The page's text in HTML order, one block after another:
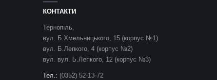
КОНТАКТИ
Тернопіль,
вул. Б.Хмельницького, 15 (корпус №1)
вул. Б.Лепкого, 4 (корпус №2)
вул. вул. Б.Лепкого, 12 (корпус №3)
Тел.: (0352) 52-13-72